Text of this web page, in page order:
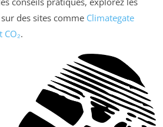
des sites comme Climategate
CO₂.